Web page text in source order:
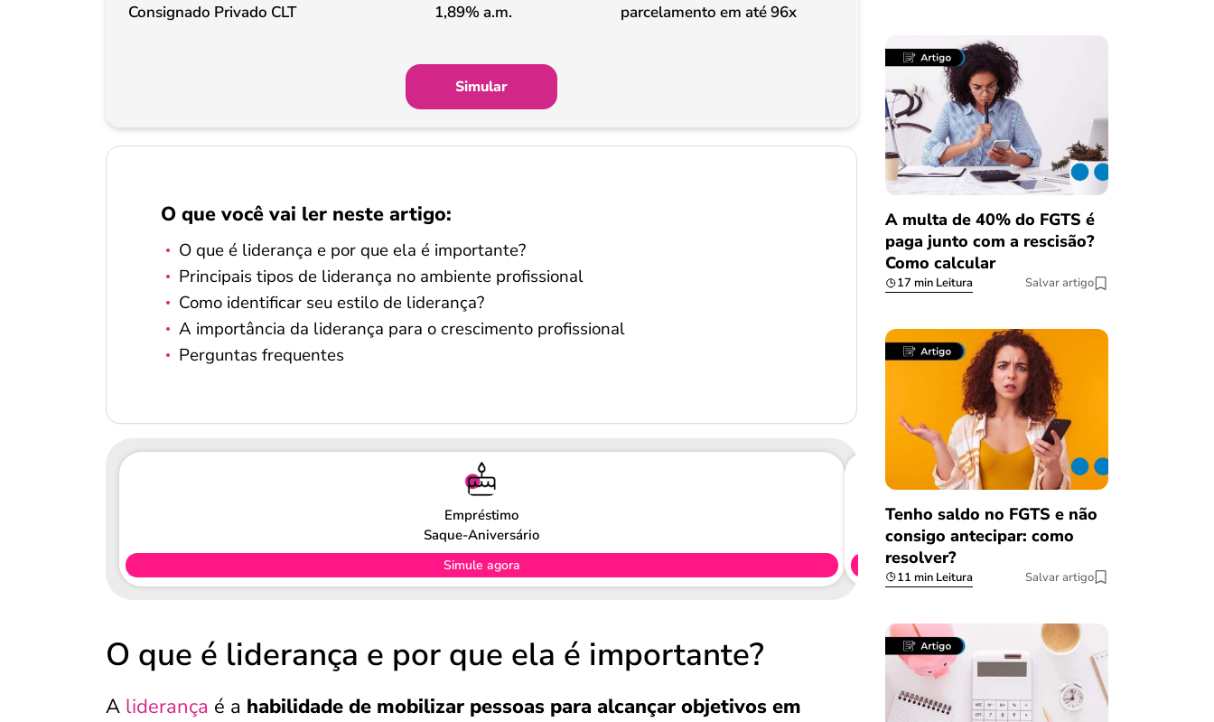
Consignado Privado CLT 1,89% a.m. parcelamento em até 96x
Simular
O que você vai ler neste artigo:
O que é liderança e por que ela é importante?
Principais tipos de liderança no ambiente profissional
Como identificar seu estilo de liderança?
A importância da liderança para o crescimento profissional
Perguntas frequentes
Empréstimo
Saque-Aniversário
Simule agora
O que é liderança e por que ela é importante?
A liderança é a habilidade de mobilizar pessoas para alcançar objetivos em
A multa de 40% do FGTS é
paga junto com a rescisão?
Como calcular
17 min Leitura Salvar artigo
Tenho saldo no FGTS e não
consigo antecipar: como
resolver?
11 min Leitura Salvar artigo